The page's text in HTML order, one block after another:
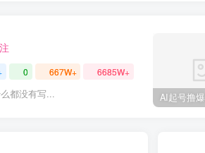
0 667W+ 6685W+
都没有写...